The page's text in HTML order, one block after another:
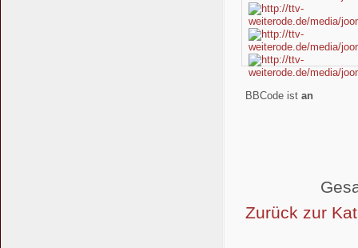
BBCode ist an
Zurück zur